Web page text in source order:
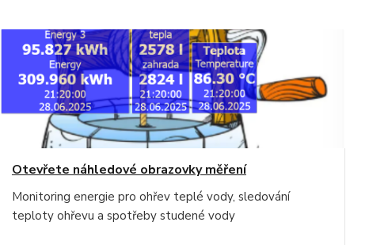
Otevřete náhledové obrazovky měření
Monitoring energie pro ohřev teplé vody, sledování
teploty ohřevu a spotřeby studené vody